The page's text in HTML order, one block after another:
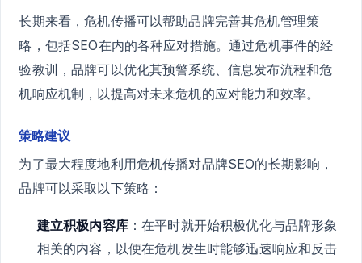
长期来看，危机传播可以帮助品牌完善其危机管理策
略，包括SEO在内的各种应对措施。通过危机事件的经
验教训，品牌可以优化其预警系统、信息发布流程和危
机响应机制，以提高对未来危机的应对能力和效率。
策略建议
为了最大程度地利用危机传播对品牌SEO的长期影响，
品牌可以采取以下策略：
建立积极内容库：在平时就开始积极优化与品牌形象
相关的内容，以便在危机发生时能够迅速响应和反击